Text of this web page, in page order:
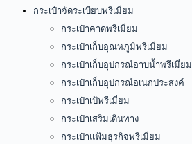
กระเป๋าจัดระเบียบพรีเมี่ยม
กระเป๋าคาดพรีเมี่ยม
กระเป๋าเก็บอุณหภูมิพรีเมี่ยม
กระเป๋าเก็บอุปกรณ์อาบน้ำพรีเมี่ยม
กระเป๋าเก็บอุปกรณ์อเนกประสงค์
กระเป๋าเป้พรีเมี่ยม
กระเป๋าเสริมเดินทาง
กระเป๋าแฟ้มธุรกิจพรีเมี่ยม